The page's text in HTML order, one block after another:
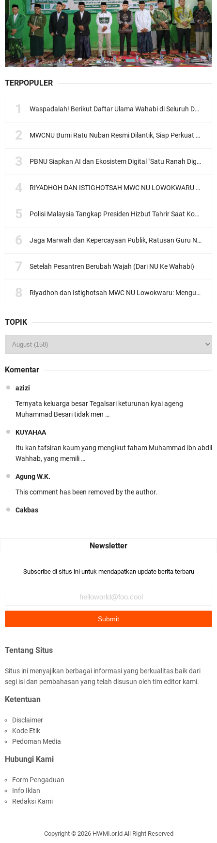
TERPOPULER
Waspadalah! Berikut Daftar Ulama Wahabi di Seluruh Dunia dan Karya-karyanya
MWCNU Bumi Ratu Nuban Resmi Dilantik, Siap Perkuat Organisasi dan Khidmat untuk Umat
PBNU Siapkan AI dan Ekosistem Digital "Satu Ranah Digital untuk Ulama", Siap Diluncurkan dalam Waktu Dekat!
RIYADHOH DAN ISTIGHOTSAH MWC NU LOWOKWARU Menyambut Muktamar NU ke-35, Meneguhkan Sanad Laku Para Muassis
Polisi Malaysia Tangkap Presiden Hizbut Tahrir Saat Konferensi Pers
Jaga Marwah dan Kepercayaan Publik, Ratusan Guru Ngaji Kota Malang Serukan Deklarasi Ramah Anak
Setelah Pesantren Berubah Wajah (Dari NU Ke Wahabi)
Riyadhoh dan Istighotsah MWC NU Lowokwaru: Menguatkan Doa, Menjalin Ukhuwah Menyambut Muktamar NU ke-35
TOPIK
Komentar
azizi
Ternyata keluarga besar Tegalsari keturunan kyai ageng
Muhammad Besari tidak men …
KUYAHAA
Itu kan tafsiran kaum yang mengikut faham Muhammad ibn abdil
Wahhab, yang memili …
Agung W.K.
This comment has been removed by the author.
Cakbas
Bismillaah semoga pembuat artikel Alloh berikan pemahaman yg
Ada sejumlah pertanyaan kepada Anda dan jawablah dengan
mengikuti ust. K …
Anonymous
Anonymous
It has proved a key customer retention tool for sports activities
guide operator …
Subscribe di situs ini untuk mendapatkan update berita terbaru
Tentang Situs
Situs ini menyajikan berbagai informasi yang berkualitas baik dari
segi isi dan pembahasan yang telah disusun oleh tim editor kami.
Ketentuan
Disclaimer
Kode Etik
Pedoman Media
Hubungi Kami
Form Pengaduan
Info Iklan
Redaksi Kami
Copyright © 2026 HWMI.or.id All Right Reserved